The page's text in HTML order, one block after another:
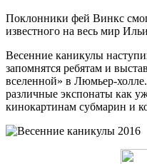
Поклонники фей Винкс
известного на весь мир
Весенние каникулы
запомнятся ребятам и
вселенной» в Люмьер-
различные экспонаты как
кинокартинам субмарин и